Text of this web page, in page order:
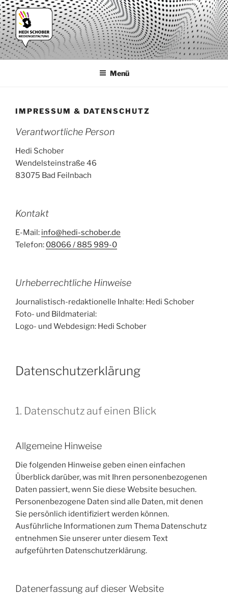
Zum
Inhalt
springen
HEDI SCHOBER
MEDIENDESIGN
Beste Werbung aus Bad Feilnbach
Menü
IMPRESSUM & DATENSCHUTZ
Verantwortliche Person
Hedi Schober
Wendelsteinstraße 46
83075 Bad Feilnbach
Kontakt
E-Mail: info@hedi-schober.de
Telefon: 08066 / 885 989-0
Urheberrechtliche Hinweise
Journalistisch-redaktionelle Inhalte: Hedi Schober
Foto- und Bildmaterial:
Logo- und Webdesign: Hedi Schober
Datenschutz­erklärung
1. Datenschutz auf einen Blick
Allgemeine Hinweise
Die folgenden Hinweise geben einen einfachen
Überblick darüber, was mit Ihren personenbezogenen
Daten passiert, wenn Sie diese Website besuchen.
Personenbezogene Daten sind alle Daten, mit denen
Sie persönlich identifiziert werden können.
Ausführliche Informationen zum Thema Datenschutz
entnehmen Sie unserer unter diesem Text
aufgeführten Datenschutzerklärung.
Datenerfassung auf dieser Website